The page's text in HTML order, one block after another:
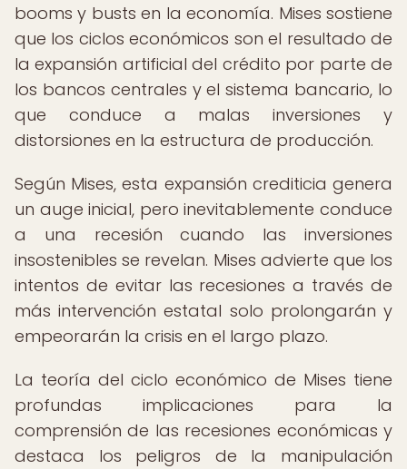
booms y busts en la economía. Mises sostiene
que los ciclos económicos son el resultado de
la expansión artificial del crédito por parte de
los bancos centrales y el sistema bancario, lo
que conduce a malas inversiones y
distorsiones en la estructura de producción.
Según Mises, esta expansión crediticia genera
un auge inicial, pero inevitablemente conduce
a una recesión cuando las inversiones
insostenibles se revelan. Mises advierte que los
intentos de evitar las recesiones a través de
más intervención estatal solo prolongarán y
empeorarán la crisis en el largo plazo.
La teoría del ciclo económico de Mises tiene
profundas implicaciones para la
comprensión de las recesiones económicas y
destaca los peligros de la manipulación